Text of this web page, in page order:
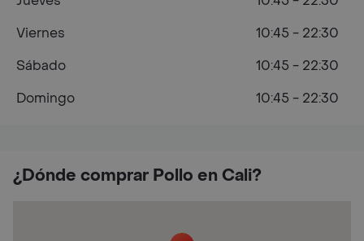
¿Dónde comprar Pollo en Cali?
Viernes
10:45 - 22:30
Sábado
10:45 - 22:30
Domingo
10:45 - 22:30